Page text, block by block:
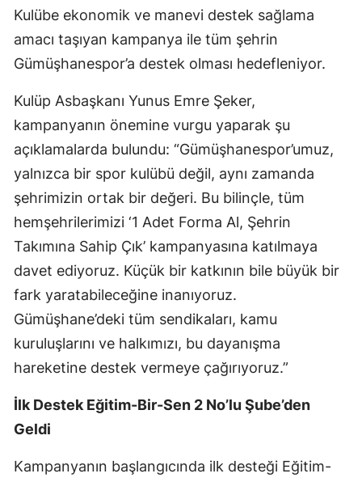
Gümüşhane
Hakkari
Isparta
Mersin
İstanbul
İzmir
Kars
Kastamonu
Kırklareli
Kırşehir
Kocaeli
Kütahya
Kulübe ekonomik ve manevi destek sağlama
amacı taşıyan kampanya ile tüm şehrin
Gümüşhanespor’a destek olması hedefleniyor.
Kulüp Asbaşkanı Yunus Emre Şeker,
kampanyanın önemine vurgu yaparak şu
açıklamalarda bulundu: “Gümüşhanespor’umuz,
yalnızca bir spor kulübü değil, aynı zamanda
şehrimizin ortak bir değeri. Bu bilinçle, tüm
hemşehrilerimizi ‘1 Adet Forma Al, Şehrin
Takımına Sahip Çık’ kampanyasına katılmaya
davet ediyoruz. Küçük bir katkının bile büyük bir
fark yaratabileceğine inanıyoruz.
Gümüşhane’deki tüm sendikaları, kamu
kuruluşlarını ve halkımızı, bu dayanışma
hareketine destek vermeye çağırıyoruz.”
İlk Destek Eğitim-Bir-Sen 2 No’lu Şube’den
Geldi
Kampanyanın başlangıcında ilk desteği Eğitim-